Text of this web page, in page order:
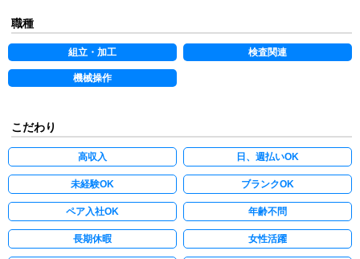
職種
組立・加工 検査関連
機械操作
こだわり
高収入 日、週払いOK
未経験OK ブランクOK
ペア入社OK 年齢不問
長期休暇 女性活躍